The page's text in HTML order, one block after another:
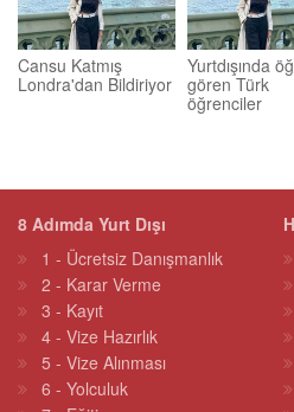
Cansu Katmış
Londra'dan Bildiriyor
Yurtdışında
gören Türk
öğrenciler
8 Adımda Yurt Dışı
1 - Ücretsiz Danışmanlık
2 - Karar Verme
3 - Kayıt
4 - Vize Hazırlık
5 - Vize Alınması
6 - Yolculuk